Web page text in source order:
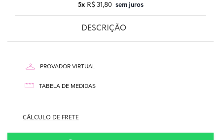
5x R$ 31,80 sem juros
DESCRIÇÃO
87% Poliamida
PROVADOR VIRTUAL
TABELA DE MEDIDAS
CÁLCULO DE FRETE